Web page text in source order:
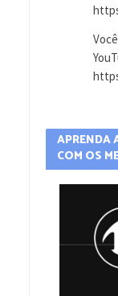
APRENDA
COM OS